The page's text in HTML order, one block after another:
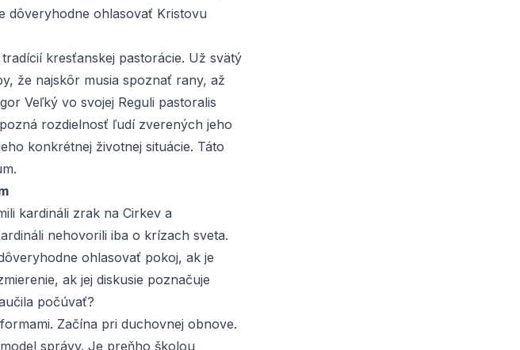
dôveryhodne ohlasovať Kristovu
kresťanskej pastorácie. Už svätý
že najskôr musia spoznať rany, až
Veľký vo svojej Reguli pastoralis
rozdielnosť ľudí zverených jeho
konkrétnej životnej situácie. Táto
kardináli zrak na Cirkev a
nehovorili iba o krízach sveta.
ohlasovať pokoj, ak je
ak jej diskusie poznačuje
počúvať?
Začína pri duchovnej obnove.
správy. Je preňho školou